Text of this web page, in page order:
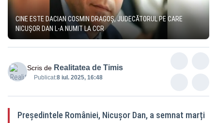
CINE ESTE DACIAN COSMIN DRAGOŞ, JUDECĂTORUL PE CARE
NICUȘOR DAN L-A NUMIT LA CCR
Scris de Realitatea de Timis
Publicat:8 iul. 2025, 16:48
Președintele României, Nicușor Dan, a semnat marți